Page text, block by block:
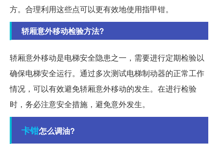
方。合理利用这些点可以更有效地使用指甲钳。
轿厢意外移动检验方法?
轿厢意外移动是电梯安全隐患之一，需要进行定期检验以
确保电梯安全运行。通过多次测试电梯制动器的正常工作
情况，可以有效避免轿厢意外移动的发生。在进行检验
时，务必注意安全措施，避免意外发生。
卡钳怎么调油?